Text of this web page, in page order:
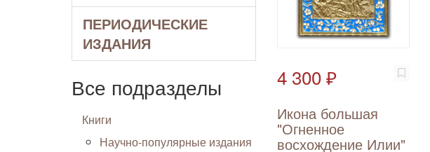
ПЕРИОДИЧЕСКИЕ
ИЗДАНИЯ
Все подразделы
Книги
Научно-популярные издания
4 300 ₽
Икона большая
"Огненное
восхождение Илии"